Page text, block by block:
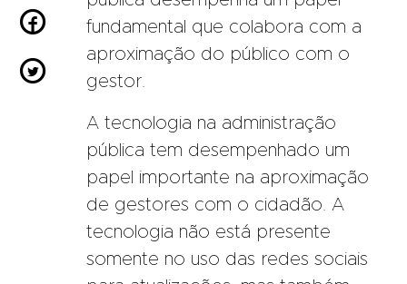


fundamental que colabora com a
aproximação do público com o
gestor.
A tecnologia na administração
pública tem desempenhado um
papel importante na aproximação
de gestores com o cidadão. A
tecnologia não está presente
somente no uso das redes sociais